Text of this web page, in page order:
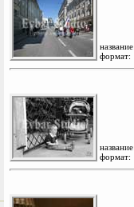
формат:
формат: